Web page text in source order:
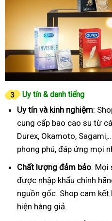
Uy tín & danh tiếng
Uy tín và kinh nghiệm:
cung cấp bao cao su từ
Durex, Okamoto,
phong phú, đáp ứng mọi
Chất lượng đảm bảo: Mọi
được nhập khẩu chính
nguồn gốc. Shop cam
hiện hàng giả.